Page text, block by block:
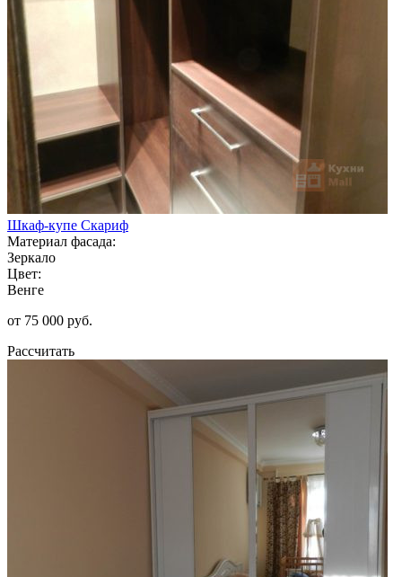
Шкаф-купе Скариф
Материал фасада:
Зеркало
Цвет:
Венге
от 75 000 руб.
Рассчитать